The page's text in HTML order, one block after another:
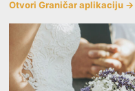
Otvori Graničar aplikaciju →